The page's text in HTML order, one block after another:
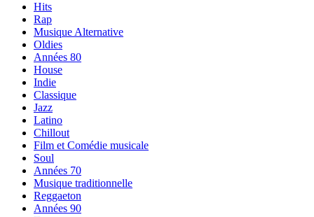
Hits
Rap
Musique Alternative
Oldies
Années 80
House
Indie
Classique
Jazz
Latino
Chillout
Film et Comédie musicale
Soul
Années 70
Musique traditionnelle
Reggaeton
Années 90